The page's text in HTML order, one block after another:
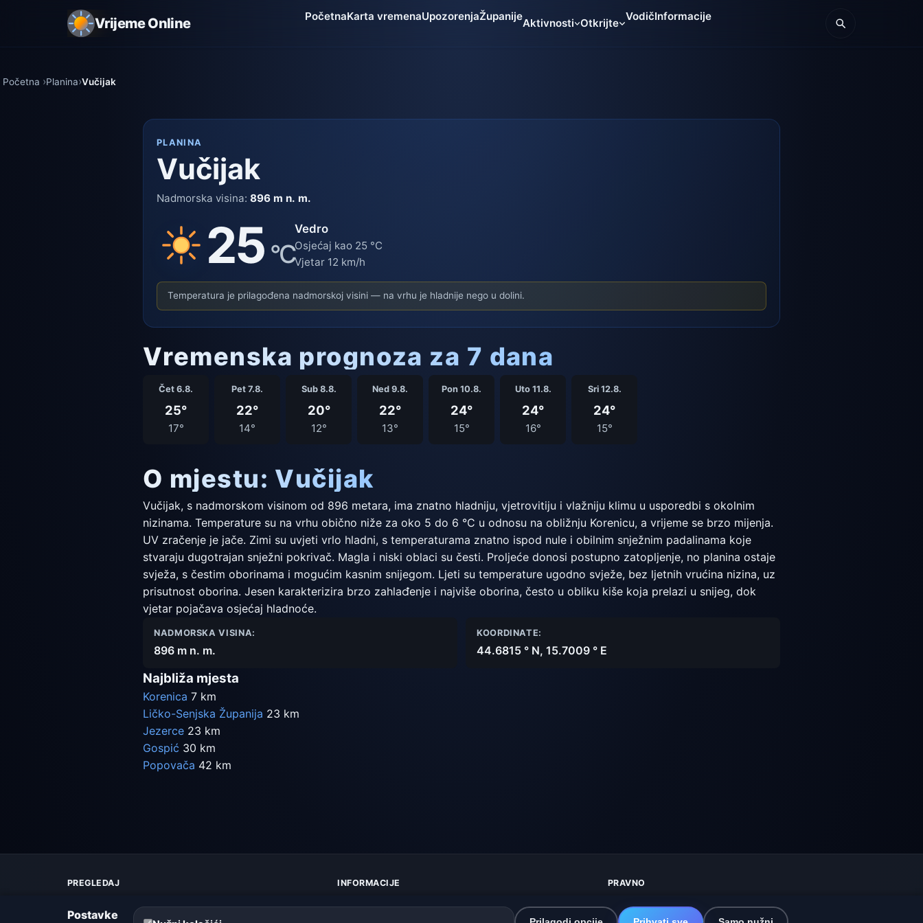
Vrijeme Online PočetnaKarta vremenaUpozorenjaŽupanije
Aktivnosti Otkrijte
VodičInformacije
Početna Planina Vučijak
PLANINA
Vučijak
Nadmorska visina:896 m n. m.
25 °C
Vedro
Osjećaj kao 25 °C
Vjetar 12 km/h
Temperatura je prilagođena nadmorskoj visini — na vrhu je hladnije nego u dolini.
Vremenska prognoza za 7 dana
Čet 6.8.
25°
17°
Pet 7.8.
22°
14°
Sub 8.8.
20°
12°
Ned 9.8.
22°
13°
Pon 10.8.
24°
15°
Uto 11.8.
24°
16°
Sri 12.8.
24°
15°
O mjestu: Vučijak
Vučijak, s nadmorskom visinom od 896 metara, ima znatno hladniju, vjetrovitiju i vlažniju klimu u usporedbi s okolnim
nizinama. Temperature su na vrhu obično niže za oko 5 do 6 °C u odnosu na obližnju Korenicu, a vrijeme se brzo mijenja.
UV zračenje je jače. Zimi su uvjeti vrlo hladni, s temperaturama znatno ispod nule i obilnim snježnim padalinama koje
stvaraju dugotrajan snježni pokrivač. Magla i niski oblaci su česti. Proljeće donosi postupno zatopljenje, no planina ostaje
svježa, s čestim oborinama i mogućim kasnim snijegom. Ljeti su temperature ugodno svježe, bez ljetnih vrućina nizina, uz
prisutnost oborina. Jesen karakterizira brzo zahlađenje i najviše oborina, često u obliku kiše koja prelazi u snijeg, dok
vjetar pojačava osjećaj hladnoće.
NADMORSKA VISINA:
896 m n. m.
KOORDINATE:
44.6815 ° N, 15.7009 ° E
Najbliža mjesta
Korenica 7 km
Ličko-Senjska Županija 23 km
Jezerce 23 km
Gospić 30 km
Popovača 42 km
PREGLEDAJ
Upozorenja
INFORMACIJE PRAVNO
Kolačići
Postavke